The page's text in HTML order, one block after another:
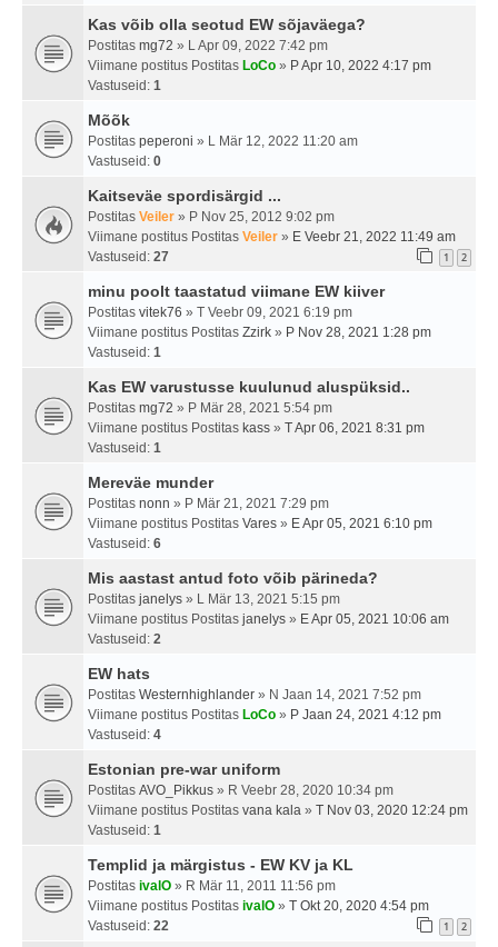
Kas võib olla seotud EW sõjaväega?
Postitas mg72 » L Apr 09, 2022 7:42 pm
Viimane postitus Postitas LoCo » P Apr 10, 2022 4:17 pm
Vastuseid: 1
Mõõk
Postitas peperoni » L Mär 12, 2022 11:20 am
Vastuseid: 0
Kaitseväe spordisärgid ...
Postitas Veiler » P Nov 25, 2012 9:02 pm
Viimane postitus Postitas Veiler » E Veebr 21, 2022 11:49 am
Vastuseid: 27 1 2
minu poolt taastatud viimane EW kiiver
Postitas vitek76 » T Veebr 09, 2021 6:19 pm
Viimane postitus Postitas Zzirk » P Nov 28, 2021 1:28 pm
Vastuseid: 1
Kas EW varustusse kuulunud aluspüksid..
Postitas mg72 » P Mär 28, 2021 5:54 pm
Viimane postitus Postitas kass » T Apr 06, 2021 8:31 pm
Vastuseid: 1
Mereväe munder
Postitas nonn » P Mär 21, 2021 7:29 pm
Viimane postitus Postitas Vares » E Apr 05, 2021 6:10 pm
Vastuseid: 6
Mis aastast antud foto võib pärineda?
Postitas janelys » L Mär 13, 2021 5:15 pm
Viimane postitus Postitas janelys » E Apr 05, 2021 10:06 am
Vastuseid: 2
EW hats
Postitas Westernhighlander » N Jaan 14, 2021 7:52 pm
Viimane postitus Postitas LoCo » P Jaan 24, 2021 4:12 pm
Vastuseid: 4
Estonian pre-war uniform
Postitas AVO_Pikkus » R Veebr 28, 2020 10:34 pm
Viimane postitus Postitas vana kala » T Nov 03, 2020 12:24 pm
Vastuseid: 1
Templid ja märgistus - EW KV ja KL
Postitas ivalO » R Mär 11, 2011 11:56 pm
Viimane postitus Postitas ivalO » T Okt 20, 2020 4:54 pm
Vastuseid: 22 1 2